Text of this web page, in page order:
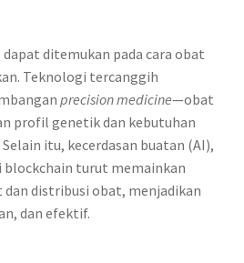
ditemukan pada cara obat
Teknologi tercanggih
precision medicine—obat
profil genetik dan kebutuhan
itu, kecerdasan buatan (AI),
turut memainkan
dan distribusi obat, menjadikan
dan efektif.